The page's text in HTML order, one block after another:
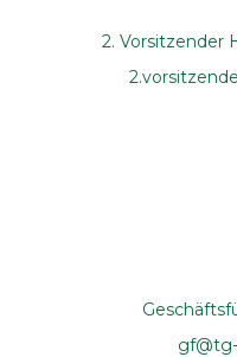
2. Vorsitzender